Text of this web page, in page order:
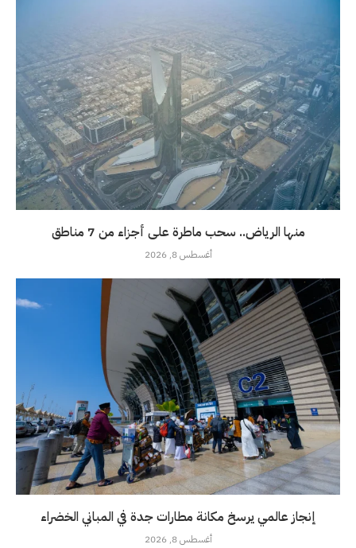
منها الرياض.. سحب ماطرة على أجزاء من 7 مناطق
أغسطس 8, 2026
إنجاز عالمي يرسخ مكانة مطارات جدة في المباني الخضراء
أغسطس 8, 2026